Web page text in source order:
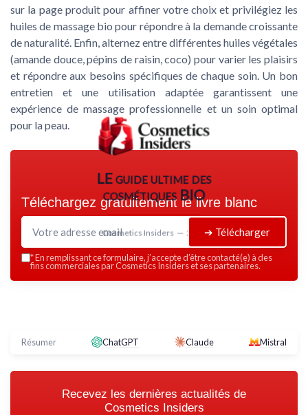
sur la page produit pour affiner votre choix et privilégiez les
huiles de massage bio pour répondre à la demande croissante
de naturalité. Enfin, alternez entre différentes huiles végétales
(amande douce, pépins de raisin, coco) pour varier les plaisirs
et répondre aux besoins spécifiques de chaque soin. Un bon
entretien et une utilisation adaptée garantissent une
expérience de massage professionnelle et un soin optimal
pour la peau.
LE guide ultime des
cosmétiques BIO
Cosmetics Insiders — 2026
Téléchargez gratuitement le livre blanc
➔ Télécharger
*En remplissant ce formulaire, j’accepte d’être contacté(e) à des
fins commerciales par Cosmetics Insiders et ses partenaires.
Résumer ChatGPT Claude Mistral
Recevez les dernières actualités de
Cosmetics Insiders